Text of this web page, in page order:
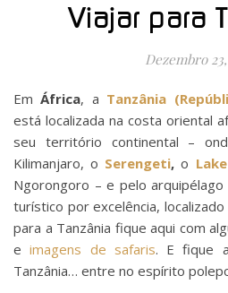
Viajar para
Dezembro
EmÁfrica, a Tanzânia
está localizada na costa oriental
seu território continental –
Kilimanjaro, o Serengeti,o
Ngorongoro – e pelo arquipélago
turístico por excelência,
para a Tanzânia fique aqui com
eimagens de safaris. E fique
Tanzânia… entre no espírito